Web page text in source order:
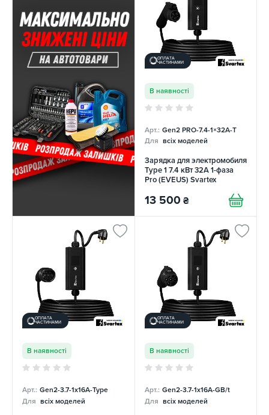
ОПЛАТА
ЧАСТИНАМИ
В наявності
Арт.: Gen2 PRO-7.4-1×32А-T
Для всіх моделей
Зарядка для электромобиля
Type 1 7.4 кВт 32А 1-фаза
Pro (EVEUS) Svartex
13 500 ₴
ОПЛАТА
ЧАСТИНАМИ
В наявності
Арт.: Gen2-3.7-1x16A-Type
Для всіх моделей
ОПЛАТА
ЧАСТИНАМИ
В наявності
Арт.: Gen2-3.7-1x16A-GB/t
Для всіх моделей